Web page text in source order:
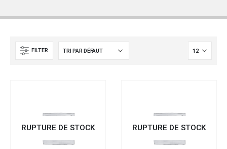
FILTER
RUPTURE DE STOCK RUPTURE DE STOCK